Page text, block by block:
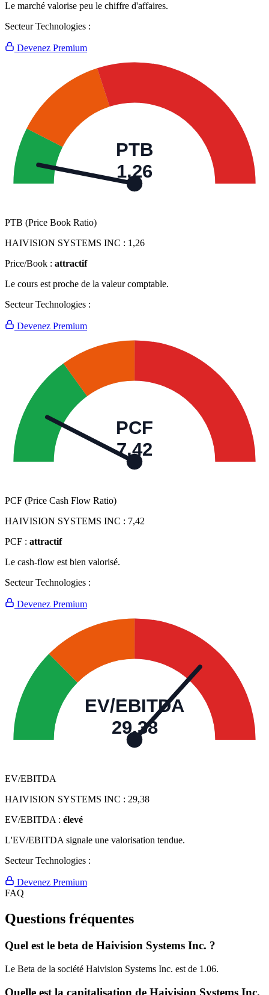
Le marché valorise peu le chiffre d'affaires.
Secteur Technologies :
Devenez Premium
PTB
1,26
PTB (Price Book Ratio)
HAIVISION SYSTEMS INC : 1,26
Price/Book : attractif
Le cours est proche de la valeur comptable.
Secteur Technologies :
Devenez Premium
PCF
7,42
PCF (Price Cash Flow Ratio)
HAIVISION SYSTEMS INC : 7,42
PCF : attractif
Le cash-flow est bien valorisé.
Secteur Technologies :
Devenez Premium
EV/EBITDA
29,38
EV/EBITDA
HAIVISION SYSTEMS INC : 29,38
EV/EBITDA : élevé
L'EV/EBITDA signale une valorisation tendue.
Secteur Technologies :
Devenez Premium
FAQ
Questions fréquentes
Quel est le beta de Haivision Systems Inc. ?
Le Beta de la société Haivision Systems Inc. est de 1.06.
Quelle est la capitalisation de Haivision Systems Inc.